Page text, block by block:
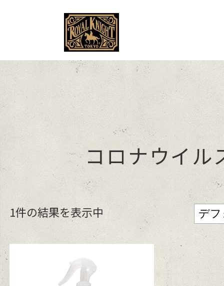
コロナウイル
1件の結果を表示中